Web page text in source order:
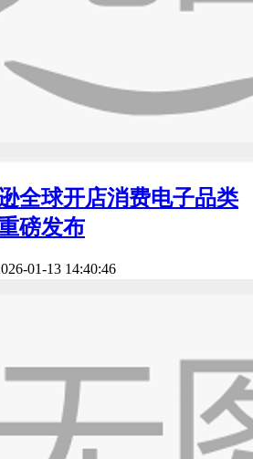
逊全球开店消费电子品类
磅发布
01-13 14:40:46